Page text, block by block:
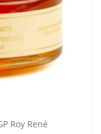
Roy René